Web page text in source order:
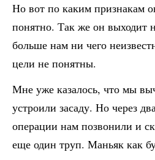
Но вот по каким признакам
понятно. Так же он выходит
больше нам ни чего
цели не понятны.
Мне уже казалось, что мы
устроили засаду. Но через
операции нам позвонили и
еще один труп. Маньяк как